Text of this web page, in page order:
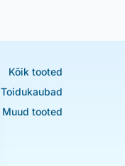
Kõik tooted
Toidukaubad
Muud tooted